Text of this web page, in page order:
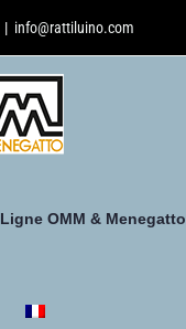
| info@rattiluino.com
Ligne OMM & Menegatto